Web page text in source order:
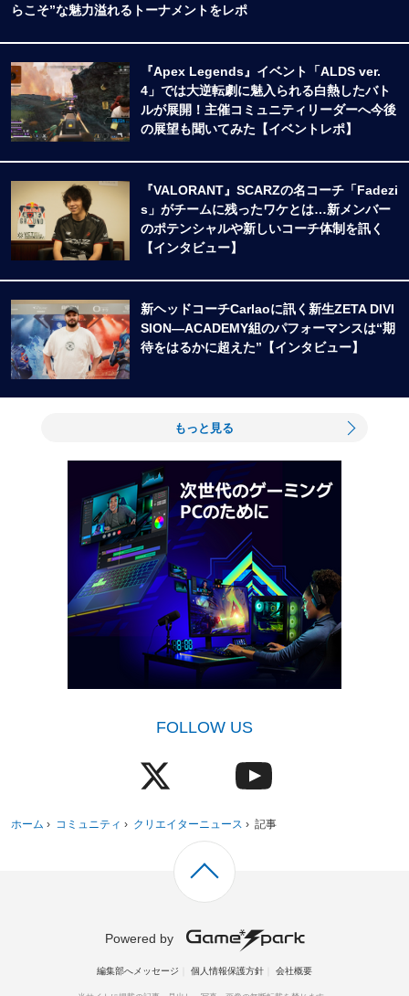
らこそ”な魅力溢れるトーナメントをレポ
『Apex Legends』イベント「ALDS ver.
4」では大逆転劇に魅入られる白熱したバト
ルが展開！主催コミュニティリーダーへ今後
の展望も聞いてみた【イベントレポ】
『VALORANT』SCARZの名コーチ「Fadezi
s」がチームに残ったワケとは…新メンバー
のポテンシャルや新しいコーチ体制を訊く
【インタビュー】
新ヘッドコーチCarlaoに訊く新生ZETA DIVI
SION―ACADEMY組のパフォーマンスは“期
待をはるかに超えた”【インタビュー】
もっと見る
FOLLOW US
ホーム › コミュニティ › クリエイターニュース › 記事
Powered by
編集部へメッセージ 個人情報保護方針 会社概要